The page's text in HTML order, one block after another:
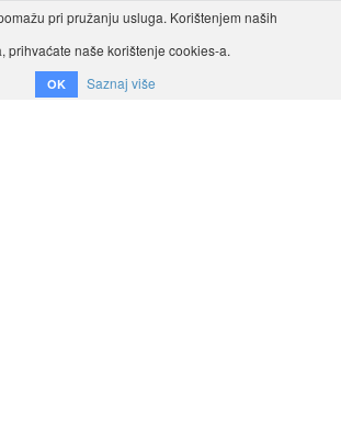
pri pružanju usluga. Korištenjem naših
prihvaćate naše korištenje cookies-a.
OK Saznaj više